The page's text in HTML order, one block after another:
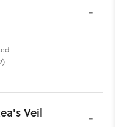
-
Veil -